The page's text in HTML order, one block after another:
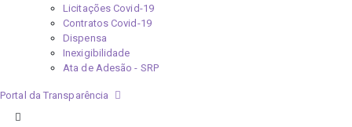
Licitações Covid-19
Contratos Covid-19
Dispensa
Inexigibilidade
Ata de Adesão - SRP
Portal da Transparência